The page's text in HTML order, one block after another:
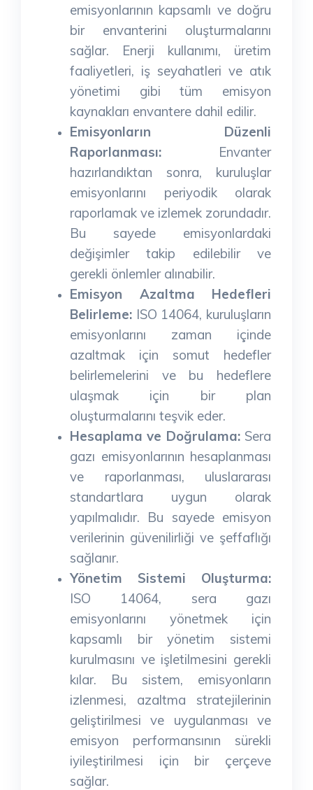
emisyonlarının kapsamlı ve doğru
bir envanterini oluşturmalarını
sağlar. Enerji kullanımı, üretim
faaliyetleri, iş seyahatleri ve atık
yönetimi gibi tüm emisyon
kaynakları envantere dahil edilir.
Emisyonların Düzenli
Raporlanması: Envanter
hazırlandıktan sonra, kuruluşlar
emisyonlarını periyodik olarak
raporlamak ve izlemek zorundadır.
Bu sayede emisyonlardaki
değişimler takip edilebilir ve
gerekli önlemler alınabilir.
Emisyon Azaltma Hedefleri
Belirleme: ISO 14064, kuruluşların
emisyonlarını zaman içinde
azaltmak için somut hedefler
belirlemelerini ve bu hedeflere
ulaşmak için bir plan
oluşturmalarını teşvik eder.
Hesaplama ve Doğrulama:Sera
gazı emisyonlarının hesaplanması
ve raporlanması, uluslararası
standartlara uygun olarak
yapılmalıdır. Bu sayede emisyon
verilerinin güvenilirliği ve şeffaflığı
sağlanır.
Yönetim Sistemi Oluşturma:
ISO 14064, sera gazı
emisyonlarını yönetmek için
kapsamlı bir yönetim sistemi
kurulmasını ve işletilmesini gerekli
kılar. Bu sistem, emisyonların
izlenmesi, azaltma stratejilerinin
geliştirilmesi ve uygulanması ve
emisyon performansının sürekli
iyileştirilmesi için bir çerçeve
sağlar.